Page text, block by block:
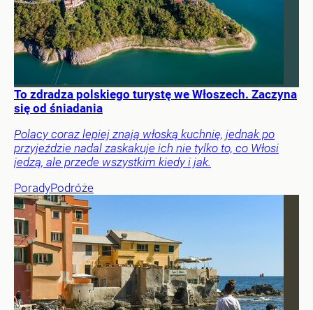
To zdradza polskiego turystę we Włoszech. Zaczyna
się od śniadania
Polacy coraz lepiej znają włoską kuchnię, jednak po
przyjeździe nadal zaskakuje ich nie tylko to, co Włosi
jedzą, ale przede wszystkim kiedy i jak.
PoradyPodróże